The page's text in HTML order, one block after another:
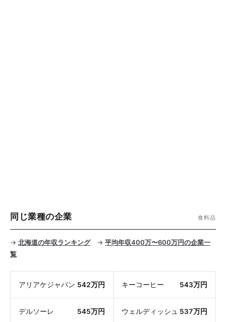
同じ業種の企業 食料品
→ 北海道の年収ランキング→ 平均年収400万〜600万円の企業一
覧
アリアケジャパン 542万円 キーコーヒー 543万円
デルソーレ 545万円 ウェルディッシュ 537万円